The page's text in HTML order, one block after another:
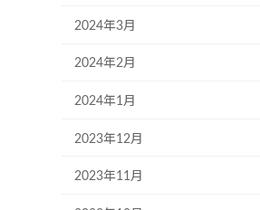
2024年3月
2024年2月
2024年1月
2023年12月
2023年11月